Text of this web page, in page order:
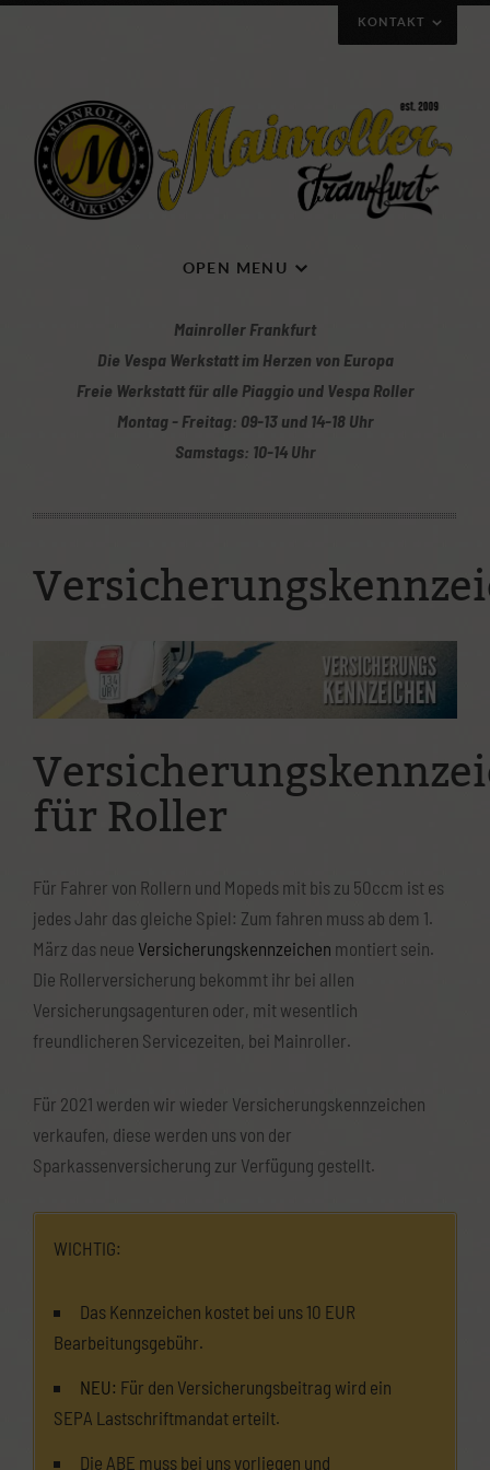
Mit Klick auf die Karte gelangt ihr zur Wegbeschreibung
Ostparkstraße 25
(069) 4898 2803
info@mainroller.de
Wenn Ihr Fragen habt, wendet euch gerne per
Oder ihr nutzt unser Kontaktformular:
Kontaktformular
Datenschutzerklärung
Impressum
KONTAKT
OPEN MENU
Mainroller Frankfurt
Die Vespa Werkstatt im Herzen von Europa
Freie Werkstatt für alle Piaggio und Vespa Roller
Montag - Freitag: 09-13 und 14-18 Uhr
Samstags: 10-14 Uhr
für Roller
Für Fahrer von Rollern und Mopeds mit bis zu 50ccm ist es
jedes Jahr das gleiche Spiel: Zum fahren muss ab dem 1.
März das neue Versicherungskennzeichen montiert sein.
Die Rollerversicherung bekommt ihr bei allen
Versicherungsagenturen oder, mit wesentlich
freundlicheren Servicezeiten, bei Mainroller.
Für 2021 werden wir wieder Versicherungskennzeichen
verkaufen, diese werden uns von der
Sparkassenversicherung zur Verfügung gestellt.
WICHTIG:
Das Kennzeichen kostet bei uns 10 EUR
Bearbeitungsgebühr.
NEU: Für den Versicherungsbeitrag wird ein
SEPA Lastschriftmandat erteilt.
Die ABE muss bei uns vorliegen und